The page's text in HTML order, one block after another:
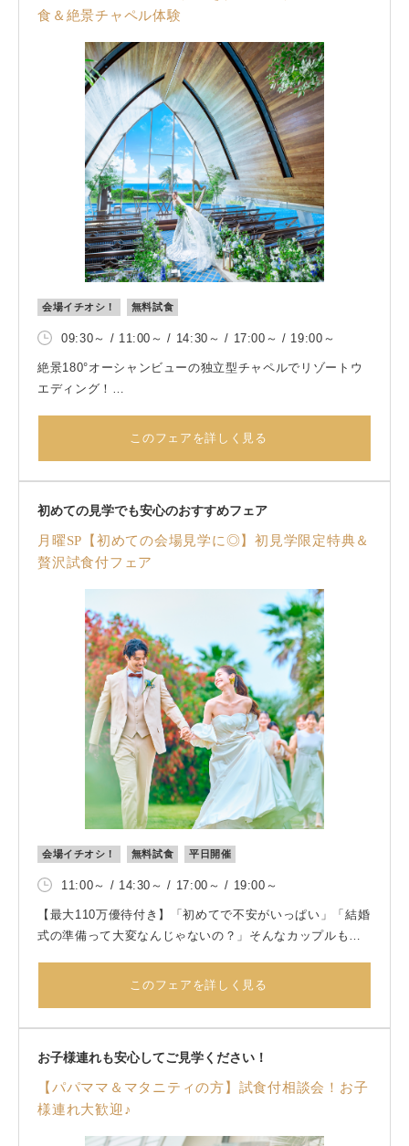
食＆絶景チャペル体験
会場イチオシ！ 無料試食
09:30～ / 11:00～ / 14:30～ / 17:00～ / 19:00～
絶景180°オーシャンビューの独立型チャペルでリゾートウ
エディング！
日限定の10大特典＆地元食材をふんだんに使用した贅沢な
このフェアを詳しく見る
初めての見学でも安心のおすすめフェア
月曜SP【初めての会場見学に◎】初見学限定特典＆
贅沢試食付フェア
会場イチオシ！ 無料試食 平日開催
11:00～ / 14:30～ / 17:00～ / 19:00～
【最大110万優待付き】「初めてで不安がいっぱい」「結婚
式の準備って大変なんじゃないの？」そんなカップルもご
Ｎo１のお料理も無料でご試食頂けます♪
このフェアを詳しく見る
お子様連れも安心してご見学ください！
【パパママ＆マタニティの方】試食付相談会！お子
様連れ大歓迎♪